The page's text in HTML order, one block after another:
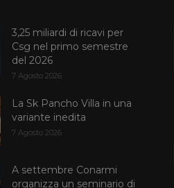
3,25 miliardi di ricavi per
Csg nel primo semestre
del 2026
7 Agosto 2026
La Sk Pancho Villa in una
variante inedita
7 Agosto 2026
A settembre Conarmi
organizza un seminario di